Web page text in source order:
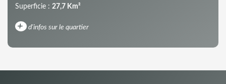
Superficie : 27,7 Km²
+ d'infos sur le quartier